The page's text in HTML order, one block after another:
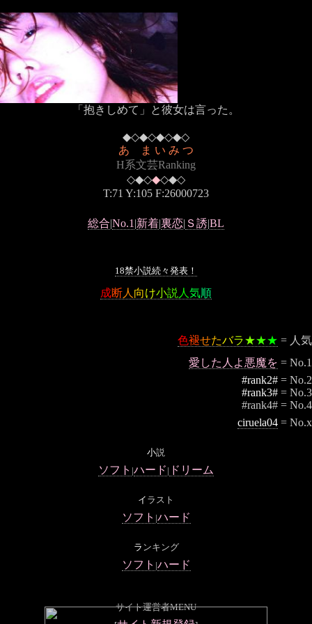
「抱きしめて」と彼女は言った。
◆◇◆◇◆◇◆◇
あ ま い み つ
H系文芸Ranking
◇◆◇◆◇◆◇
T:71 Y:105 F:26000723
総合|No.1 |新着|裏恋| Ｓ誘|BL
18禁小説続々発表！
成断人 向け小説 人 気順
色褪せたバラ★★★ = 人気
愛した人よ悪魔を = No.1
#rank2# = No.2
#rank3# = No.3
#rank4# = No.4
ciruela04 = No.x
小説
ソフト |ハード | ドリーム
イ ラスト
ソフト |ハード
ラ ンキング
ソフト |ハード
サイト運営者MENU